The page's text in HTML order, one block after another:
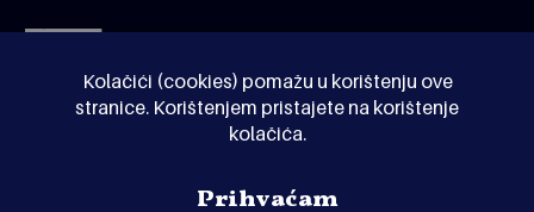
Kolačići (cookies) pomažu u korištenju ove
stranice. Korištenjem pristajete na korištenje
kolačića.
Prihvaćam
© Kinoholik 2026. Kinoholik nije organizator programa.
Organizatori zadržavaju pravo izmjene programa.